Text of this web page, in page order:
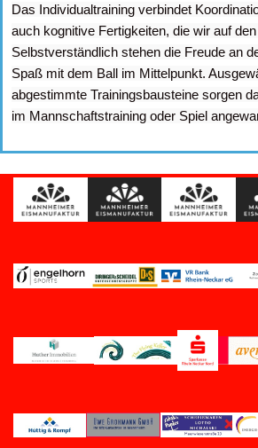
Das Individualtraining verbindet
auch kognitive Fertigkeiten, die wir auf
Selbstverständlich stehen die Freude an
Spaß mit dem Ball im Mittelpunkt.
abgestimmte Trainingsbausteine sorgen
im Mannschaftstraining oder Spiel